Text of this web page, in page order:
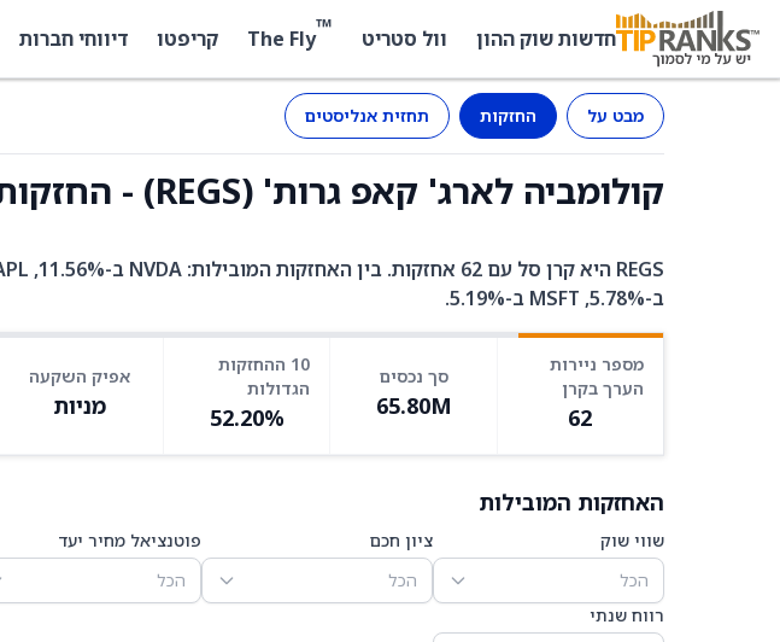
חדשות שוק ההון וול סטריט ™
The Fly קריפטו דיווחי חברות
מבט על החזקות תחזית אנליסטים
קולומביה לארג' קאפ גרות' (REGS) - החזקות
ב-5.78%, MSFT ב-5.19%.
מספר ניירות
הערך בקרן
62
סך נכסים
65.80M
10 ההחזקות
הגדולות
52.20%
אפיק השקעה
מניות
האחזקות המובילות
שווי שוק
הכל
ציון חכם
הכל
פוטנציאל מחיר יעד
הכל
רווח שנתי